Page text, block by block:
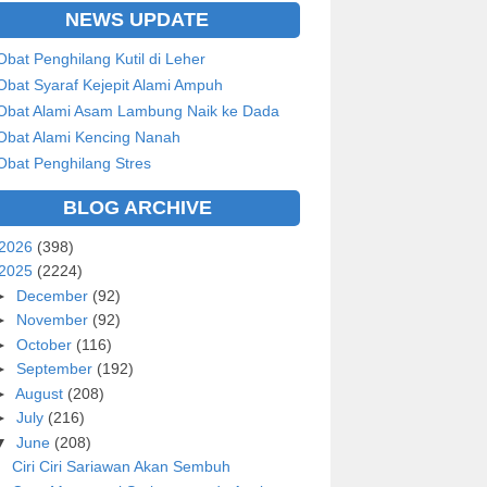
NEWS UPDATE
Penghilang Kutil di Leher
Syaraf Kejepit Alami Ampuh
Alami Asam Lambung Naik ke Dada
Alami Kencing Nanah
Penghilang Stres
BLOG ARCHIVE
(398)
(2224)
December (92)
November (92)
October (116)
September (192)
August (208)
July (216)
June (208)
Ciri Ciri Sariawan Akan Sembuh